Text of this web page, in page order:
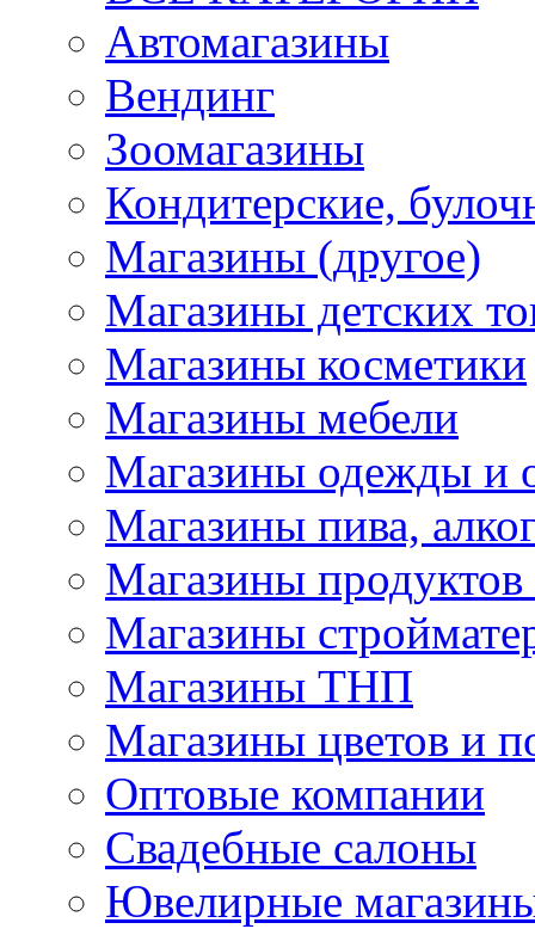
Автомагазины
Вендинг
Зоомагазины
Кондитерские,
Магазины (другое)
Магазины детских
Магазины косметики
Магазины мебели
Магазины одежды и
Магазины пива,
Магазины продуктов
Магазины
Магазины ТНП
Магазины цветов и
Оптовые компании
Свадебные салоны
Ювелирные